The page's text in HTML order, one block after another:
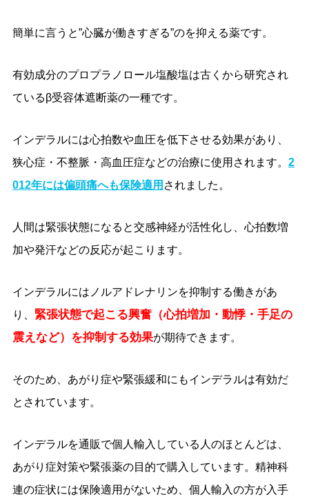
簡単に言うと”心臓が働きすぎる”のを抑える薬です。
有効成分のプロプラノロール塩酸塩は古くから研究され
ているβ受容体遮断薬の一種です。
インデラルには心拍数や血圧を低下させる効果があり、
狭心症・不整脈・高血圧症などの治療に使用されます。 2
012年には偏頭痛へも保険適用 されました。
人間は緊張状態になると交感神経が活性化し、心拍数増
加や発汗などの反応が起こります。
インデラルにはノルアドレナリンを抑制する働きがあ
り、 緊張状態で起こる興奮（心拍増加・動悸・手足の
震えなど）を抑制する効果が期待できます。
そのため、あがり症や緊張緩和にもインデラルは有効だ
とされています。
インデラルを通販で個人輸入している人のほとんどは、
あがり症対策や緊張薬の目的で購入しています。精神科
連の症状には保険適用がないため、個人輸入の方が入手